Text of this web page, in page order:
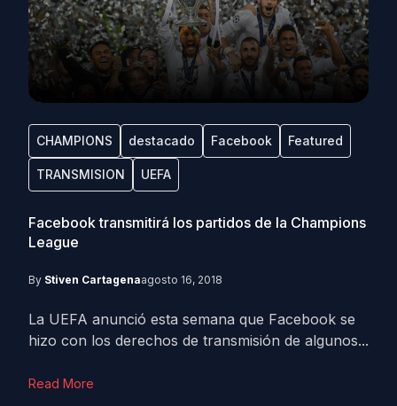
CHAMPIONS destacado Facebook Featured
TRANSMISION UEFA
Facebook transmitirá los partidos de la Champions
League
By Stiven Cartagenaagosto 16, 2018
La UEFA anunció esta semana que Facebook se
hizo con los derechos de transmisión de algunos...
Read More